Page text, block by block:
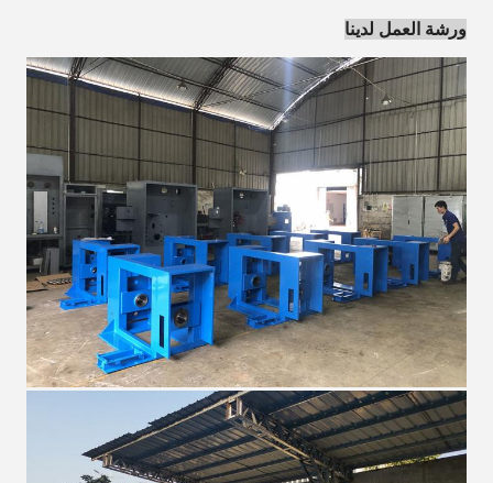
ورشة العمل لدينا